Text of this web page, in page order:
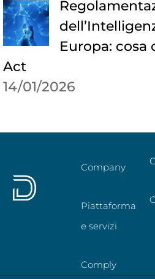
Europa: cosa
Act
14/01/2026
Company
Piattaforma
e servizi
Comply